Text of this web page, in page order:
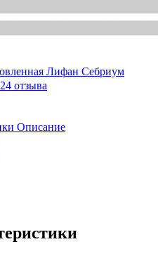
Лифан Себриум
отзыва
Описание